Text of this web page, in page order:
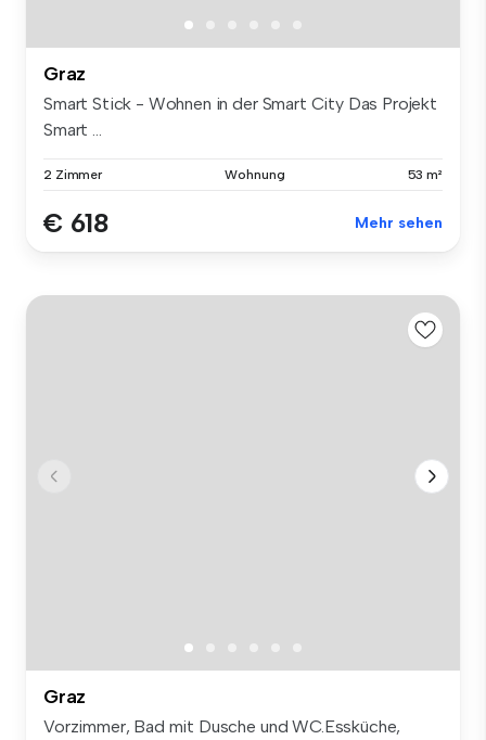
Graz
Smart Stick - Wohnen in der Smart City Das Projekt
Smart ...
2 Zimmer Wohnung 53 m²
€ 618 Mehr sehen
Graz
Vorzimmer, Bad mit Dusche und WC.Essküche,